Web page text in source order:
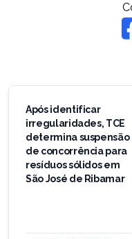
Navegação
Post
Após identificar
irregularidades, TCE
determina suspensão
de concorrência para
resíduos sólidos em
São José de Ribamar